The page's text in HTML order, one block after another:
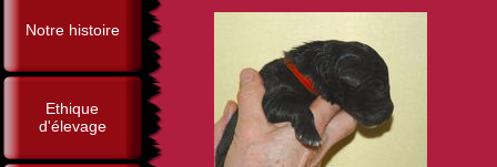
Notre histoire
Ethique
d'élevage